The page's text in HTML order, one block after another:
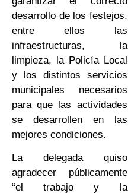
desarrollo de los festejos,
entre ellos las
infraestructuras, la
limpieza, la Policía Local
y los distintos servicios
municipales necesarios
para que las actividades
se desarrollen en las
mejores condiciones.
La delegada quiso
agradecer públicamente
“el trabajo y la